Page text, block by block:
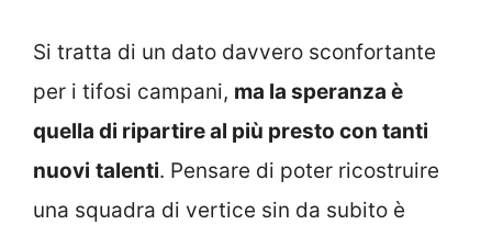
Si tratta di un dato davvero sconfortante
per i tifosi campani, ma la speranza è
quella di ripartire al più presto con tanti
nuovi talenti. Pensare di poter ricostruire
una squadra di vertice sin da subito è